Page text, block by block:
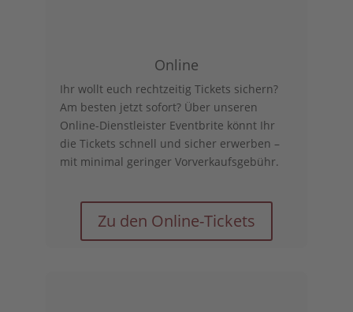
Online
Ihr wollt euch rechtzeitig Tickets sichern?
Am besten jetzt sofort? Über unseren
Online-Dienstleister Eventbrite könnt Ihr
die Tickets schnell und sicher erwerben –
mit minimal geringer Vorverkaufsgebühr.
Zu den Online-Tickets